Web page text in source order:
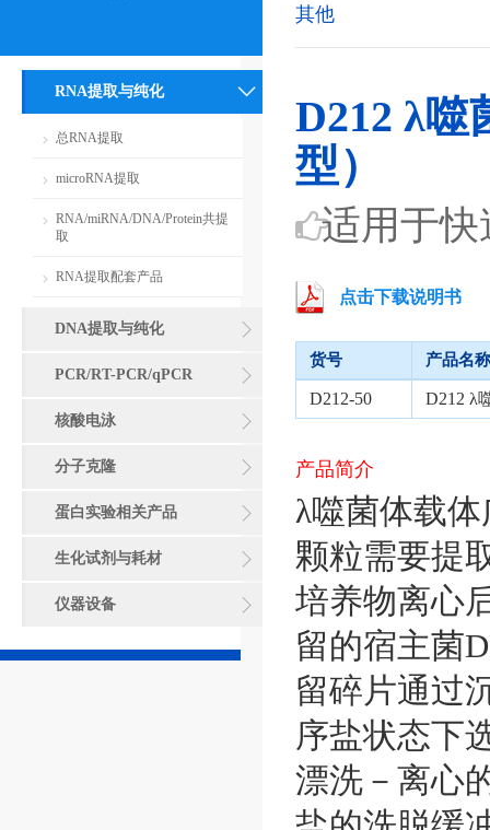
RNA提取与纯化
总RNA提取
microRNA提取
RNA/miRNA/DNA/Protein共提
取
RNA提取配套产品
DNA提取与纯化
PCR/RT-PCR/qPCR
核酸电泳
分子克隆
蛋白实验相关产品
生化试剂与耗材
仪器设备
其他
D212 λ
型）
适用于
点击下载说明书
货号 产品名称
D212-50 D212 λ
产品简介
λ噬菌体载
颗粒需要提
培养物离心
留的宿主菌
留碎片通过
序盐状态下
漂洗－离心